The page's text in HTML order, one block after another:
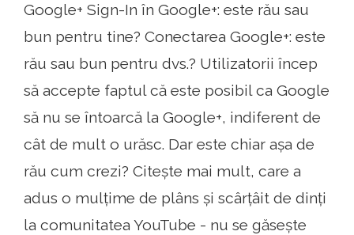
Google+ Sign-In în Google+: este rău sau
bun pentru tine? Conectarea Google+: este
rău sau bun pentru dvs.? Utilizatorii încep
să accepte faptul că este posibil ca Google
să nu se întoarcă la Google+, indiferent de
cât de mult o urăsc. Dar este chiar așa de
rău cum crezi? Citește mai mult, care a
adus o mulțime de plâns și scârțâit de dinți
la comunitatea YouTube - nu se găsește